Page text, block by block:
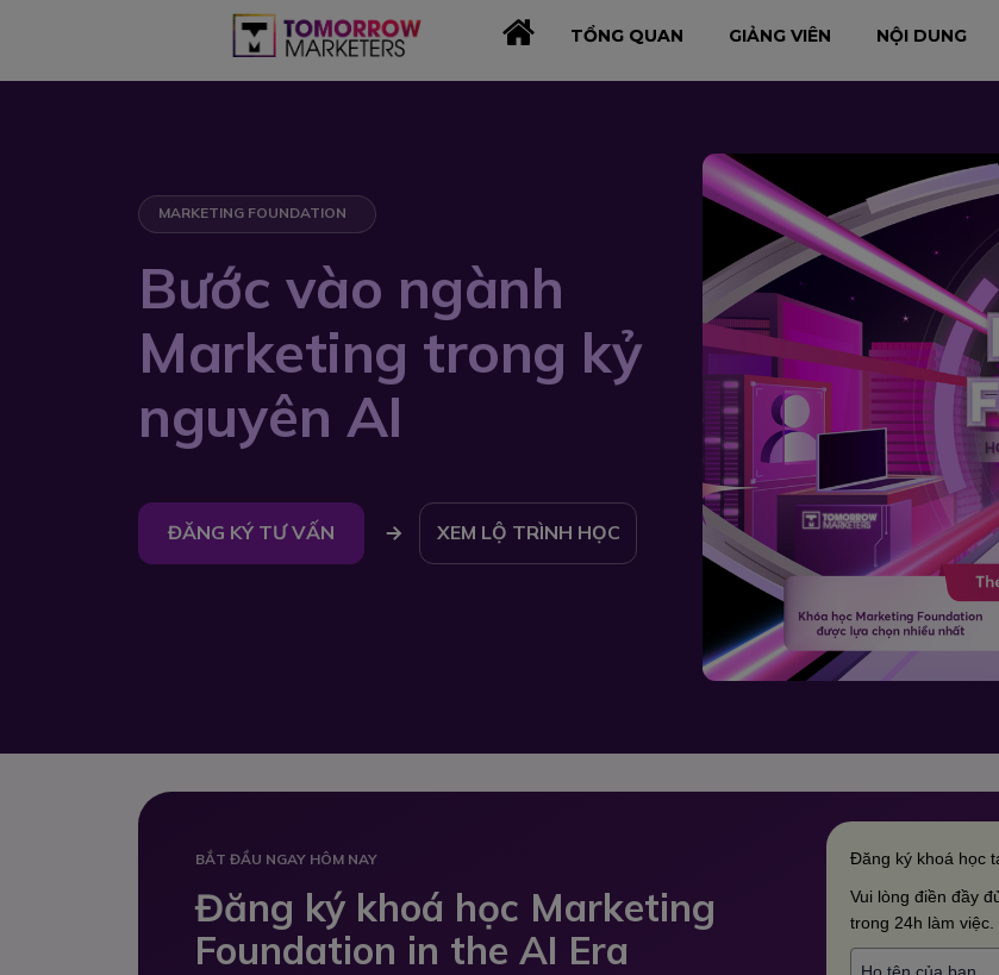
NỘI DUNG
TỔNG QUAN GIẢNG VIÊN
ĐĂNG KÝ TƯ VẤN XEM LỘ TRÌNH HỌC
MARKETING FOUNDATION
Bước vào ngành
Marketing trong kỷ
nguyên AI
BẮT ĐẦU NGAY HÔM NAY
Đăng ký khoá học Marketing
Foundation in the AI Era
Đăng ký khoá học
Vui lòng điền đầy
trong 24h làm việc.